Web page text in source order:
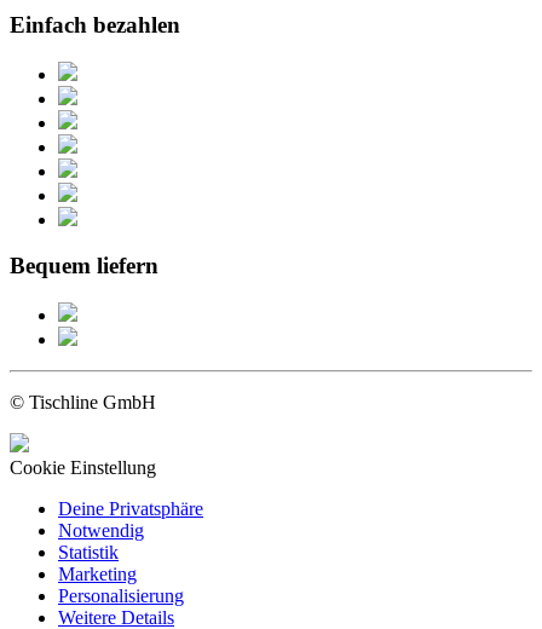
Einfach bezahlen
Bequem liefern
© Tischline GmbH
Cookie Einstellung
Deine Privatsphäre
Notwendig
Statistik
Marketing
Personalisierung
Weitere Details